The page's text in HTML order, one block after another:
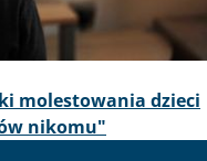
molestowania dzieci
nikomu"